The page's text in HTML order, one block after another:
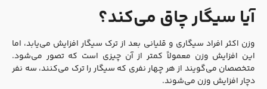
آیا سیگار چاق می‌کند؟
وزن اکثر افراد سیگاری و قلیانی بعد از ترک سیگار افزایش می‌یابد، اما
این افزایش وزن معمولاً کمتر از آن چیزی است که تصور می‌شود.
متخصصان می‌گویند از هر چهار نفری که سیگار را ترک می‌کنند، سه نفر
دچار افزایش وزن می‌شوند.